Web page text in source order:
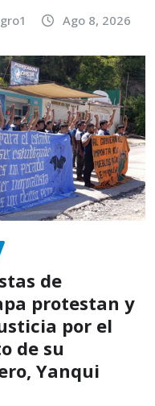
Ago 8, 2026
de
protestan y
por el
de su
Yanqui